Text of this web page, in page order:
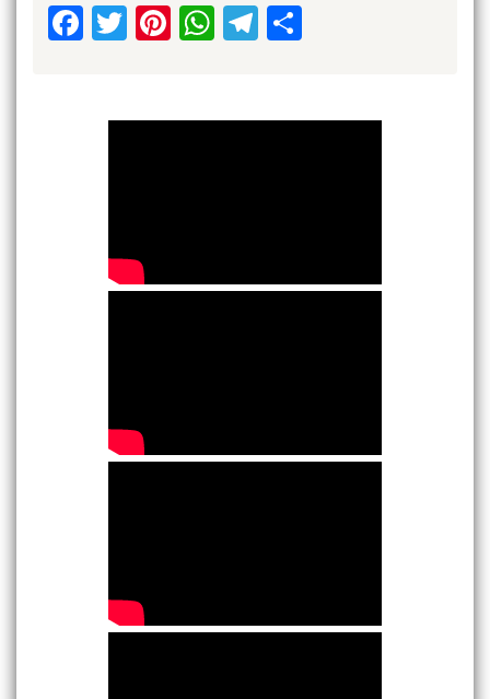
Facebook
Twitter
Pinterest
WhatsApp
Telegram